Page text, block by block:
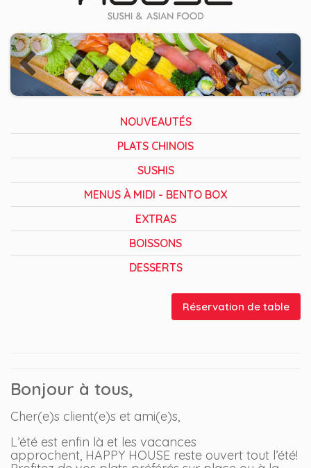
NOUVEAUTÉS
PLATS CHINOIS
SUSHIS
MENUS À MIDI - BENTO BOX
EXTRAS
BOISSONS
DESSERTS
Réservation de table
Bonjour à tous,
Cher(e)s client(e)s et ami(e)s,
L’été est enfin là et les vacances
approchent, HAPPY HOUSE reste ouvert tout l’été!